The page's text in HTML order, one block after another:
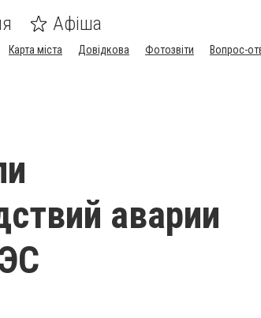
Афіша
Карта міста Довідкова Фотозвіти Вопрос-
аварии